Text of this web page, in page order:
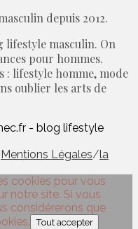
depuis 2012.
lifestyle masculin. On
pour hommes.
: lifestyle homme, mode
oublier les arts de
- blog lifestyle
Mentions Légales/la
cookies pour vous
notre site. Si vous
considérerons que
Tout accepter